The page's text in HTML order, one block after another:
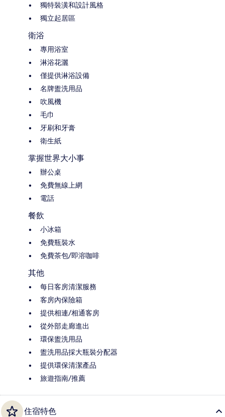
獨特裝潢和設計風格
獨立起居區
衛浴
專用浴室
淋浴花灑
僅提供淋浴設備
名牌盥洗用品
吹風機
毛巾
牙刷和牙膏
衛生紙
掌握世界大小事
辦公桌
免費無線上網
電話
餐飲
小冰箱
免費瓶裝水
免費茶包/即溶咖啡
其他
每日客房清潔服務
客房內保險箱
提供相連/相通客房
從外部走廊進出
環保盥洗用品
盥洗用品採大瓶裝分配器
提供環保清潔產品
旅遊指南/推薦
住宿特色